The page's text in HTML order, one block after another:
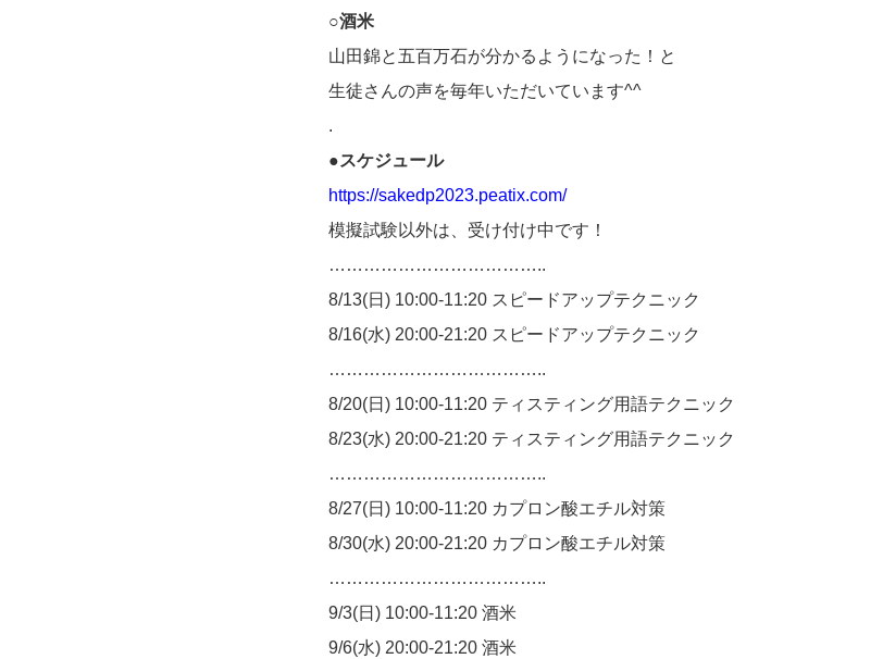
○酒米
山田錦と五百万石が分かるようになった！と
生徒さんの声を毎年いただいています^^
.
●スケジュール
https://sakedp2023.peatix.com/
模擬試験以外は、受け付け中です！
………………………………..
8/13(日) 10:00-11:20 スピードアップテクニック
8/16(水) 20:00-21:20 スピードアップテクニック
………………………………..
8/20(日) 10:00-11:20 ティスティング用語テクニック
8/23(水) 20:00-21:20 ティスティング用語テクニック
………………………………..
8/27(日) 10:00-11:20 カプロン酸エチル対策
8/30(水) 20:00-21:20 カプロン酸エチル対策
………………………………..
9/3(日) 10:00-11:20 酒米
9/6(水) 20:00-21:20 酒米